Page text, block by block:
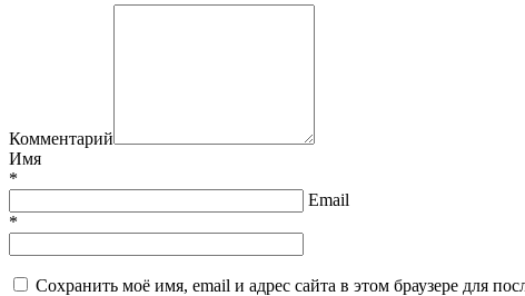
Комментарий
Имя
*
Email
*
Сохранить моё имя, email и адрес сайта в этом браузере для